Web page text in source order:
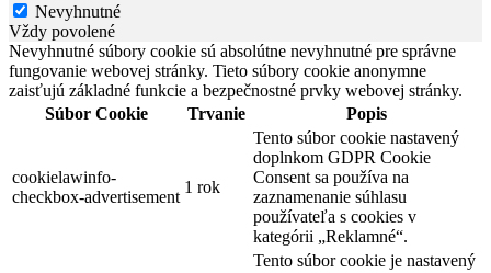
Nevyhnutné
Vždy povolené
Nevyhnutné súbory cookie sú absolútne nevyhnutné pre správne
fungovanie webovej stránky. Tieto súbory cookie anonymne
zaisťujú základné funkcie a bezpečnostné prvky webovej stránky.
Súbor Cookie
Trvanie Popis
cookielawinfo-
checkbox-advertisement
1 rok
Tento súbor cookie nastavený
doplnkom GDPR Cookie
Consent sa používa na
zaznamenanie súhlasu
používateľa s cookies v
kategórii „Reklamné“.
Tento súbor cookie je nastavený